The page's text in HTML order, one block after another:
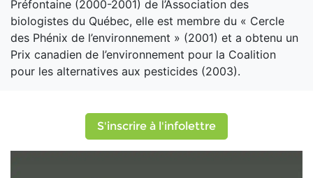
Préfontaine (2000-2001) de l’Association des
biologistes du Québec, elle est membre du « Cercle
des Phénix de l’environnement » (2001) et a obtenu un
Prix canadien de l’environnement pour la Coalition
pour les alternatives aux pesticides (2003).
S'inscrire à l'infolettre